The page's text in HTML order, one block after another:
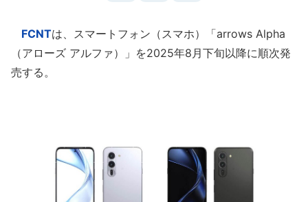
FCNTは、スマートフォン（スマホ）「arrows Alpha
（アローズ アルファ）」を2025年8月下旬以降に順次発
売する。